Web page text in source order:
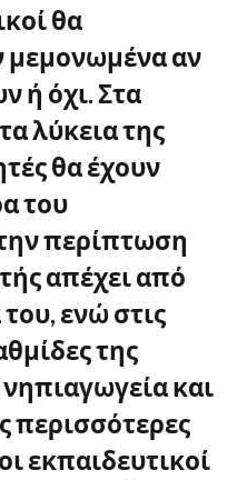
θα
αν
ή όχι. Στα
λύκεια της
θα έχουν
του
περίπτωση
απέχει από
ενώ στις
της
και
περισσότερες
εκπαιδευτικοί